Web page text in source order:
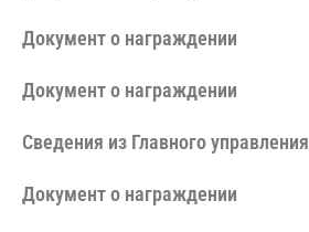
Документ о награждении
Документ о награждении
Сведения из Главного
Документ о награждении